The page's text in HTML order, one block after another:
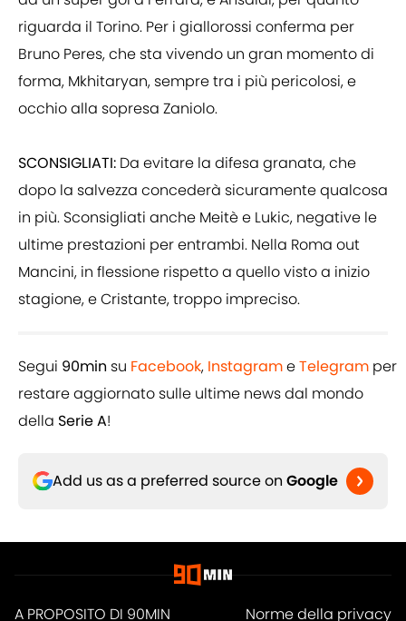
riguarda il Torino. Per i giallorossi conferma per
Bruno Peres, che sta vivendo un gran momento di
forma, Mkhitaryan, sempre tra i più pericolosi, e
occhio alla sopresa Zaniolo.
SCONSIGLIATI: Da evitare la difesa granata, che
dopo la salvezza concederà sicuramente qualcosa
in più. Sconsigliati anche Meitè e Lukic, negative le
ultime prestazioni per entrambi. Nella Roma out
Mancini, in flessione rispetto a quello visto a inizio
stagione, e Cristante, troppo impreciso.
Segui 90min su Facebook, InstagrameTelegram per
restare aggiornato sulle ultime news dal mondo
della Serie A!
Add us as a preferred source on Google
A PROPOSITO DI 90MIN Norme della privacy